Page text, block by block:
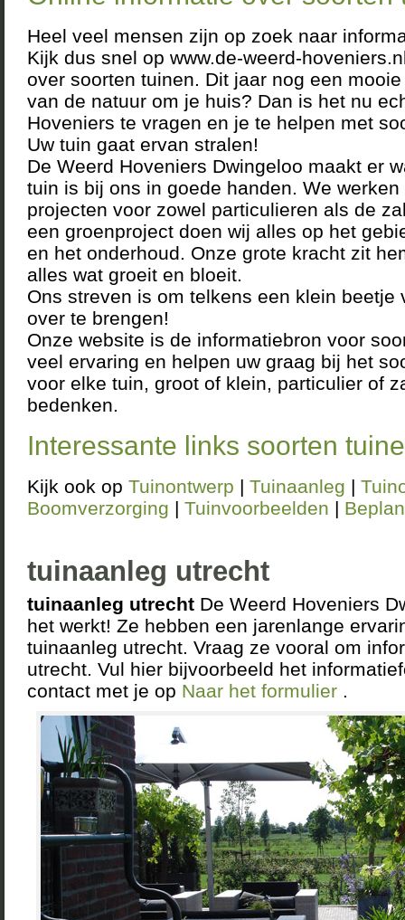
Heel veel mensen zijn op zoek naar
Kijk dus snel op www.de-weerd-
over soorten tuinen. Dit jaar nog een
van de natuur om je huis? Dan is het nu
Hoveniers te vragen en je te helpen met
Uw tuin gaat ervan stralen!
De Weerd Hoveniers Dwingeloo maakt er
tuin is bij ons in goede handen. We
projecten voor zowel particulieren als de
een groenproject doen wij alles op het
en het onderhoud. Onze grote kracht zit
alles wat groeit en bloeit.
Ons streven is om telkens een klein beetje
over te brengen!
Onze website is de informatiebron voor
veel ervaring en helpen uw graag bij het
voor elke tuin, groot of klein, particulier of
bedenken.
Interessante links soorten
Kijk ook op Tuinontwerp | Tuinaanleg |
Boomverzorging | Tuinvoorbeelden |
tuinaanleg utrecht
tuinaanleg utrecht De Weerd Hoveniers
het werkt! Ze hebben een jarenlange
tuinaanleg utrecht. Vraag ze vooral om
utrecht. Vul hier bijvoorbeeld het
contact met je op Naar het formulier .